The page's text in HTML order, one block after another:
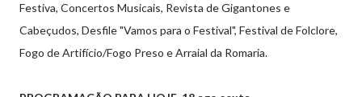
Festiva, Concertos Musicais, Revista de Gigantones e
Cabeçudos, Desfile "Vamos para o Festival", Festival de Folclore,
Fogo de Artifício/Fogo Preso e Arraial da Romaria.